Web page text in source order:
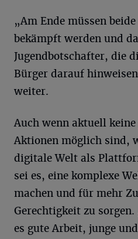
„Am Ende müssen
bekämpft werden und
Jugendbotschafter, die
Bürger darauf
weiter.
Auch wenn aktuell
Aktionen möglich sind,
digitale Welt als
sei es, eine komplexe
machen und für mehr
Gerechtigkeit zu
es gute Arbeit, junge